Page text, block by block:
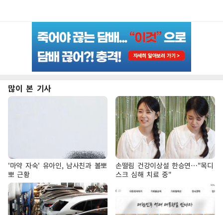
많이 본 기사
'마약 자숙' 유아인, 남사친과 볼뽀
뽀 근황
손떨림 건강이상설 한승연…"목디
스크 심해 치료 중"